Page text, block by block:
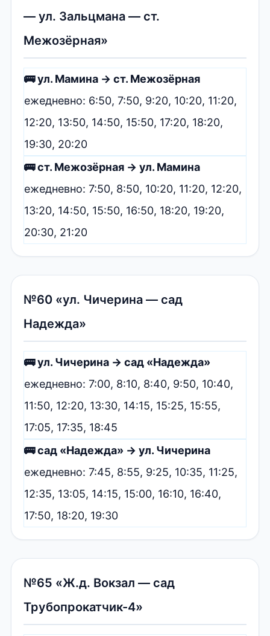
— ул. Зальцмана — ст.
Межозёрная»
🚌 ул. Мамина → ст. Межозёрная
ежедневно: 6:50, 7:50, 9:20, 10:20, 11:20,
12:20, 13:50, 14:50, 15:50, 17:20, 18:20,
19:30, 20:20
🚌 ст. Межозёрная → ул. Мамина
ежедневно: 7:50, 8:50, 10:20, 11:20, 12:20,
13:20, 14:50, 15:50, 16:50, 18:20, 19:20,
20:30, 21:20
№60 «ул. Чичерина — сад
Надежда»
🚌 ул. Чичерина → сад «Надежда»
ежедневно: 7:00, 8:10, 8:40, 9:50, 10:40,
11:50, 12:20, 13:30, 14:15, 15:25, 15:55,
17:05, 17:35, 18:45
🚌 сад «Надежда» → ул. Чичерина
ежедневно: 7:45, 8:55, 9:25, 10:35, 11:25,
12:35, 13:05, 14:15, 15:00, 16:10, 16:40,
17:50, 18:20, 19:30
№65 «Ж.д. Вокзал — сад
Трубопрокатчик-4»